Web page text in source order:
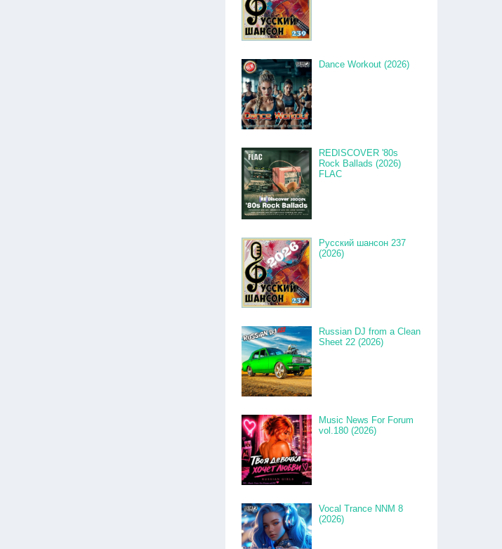
Dance Workout (2026)
REDISCOVER '80s
Rock Ballads (2026)
FLAC
Русский шансон 237
(2026)
Russian DJ from a Clean
Sheet 22 (2026)
Music News For Forum
vol.180 (2026)
Vocal Trance NNM 8
(2026)